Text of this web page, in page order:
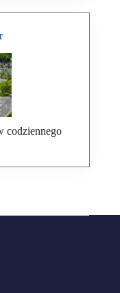
codziennego